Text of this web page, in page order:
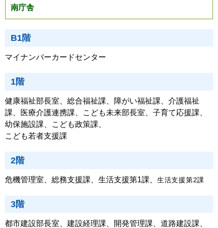
南庁舎
B1階
マイナンバーカードセンター
1階
健康福祉部長室、総合福祉課、障がい福祉課、介護福祉
課、医療介護連携課、こども未来部長室、子育て応援課、
幼保施設課、こども政策課、
こども若者支援課
2階
危機管理室、総務支援課、生活支援第1課、 生活支援第2課
3階
都市建設部長室、建設経理課、開発管理課、道路建設課、